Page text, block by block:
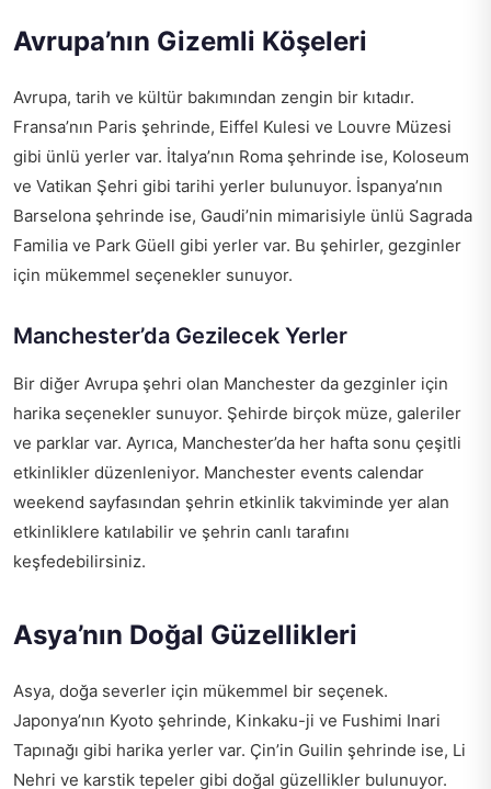
Avrupa’nın Gizemli Köşeleri
Avrupa, tarih ve kültür bakımından zengin bir kıtadır.
Fransa’nın Paris şehrinde, Eiffel Kulesi ve Louvre Müzesi
gibi ünlü yerler var. İtalya’nın Roma şehrinde ise, Koloseum
ve Vatikan Şehri gibi tarihi yerler bulunuyor. İspanya’nın
Barselona şehrinde ise, Gaudi’nin mimarisiyle ünlü Sagrada
Familia ve Park Güell gibi yerler var. Bu şehirler, gezginler
için mükemmel seçenekler sunuyor.
Manchester’da Gezilecek Yerler
Bir diğer Avrupa şehri olan Manchester da gezginler için
harika seçenekler sunuyor. Şehirde birçok müze, galeriler
ve parklar var. Ayrıca, Manchester’da her hafta sonu çeşitli
etkinlikler düzenleniyor. Manchester events calendar
weekend sayfasından şehrin etkinlik takviminde yer alan
etkinliklere katılabilir ve şehrin canlı tarafını
keşfedebilirsiniz.
Asya’nın Doğal Güzellikleri
Asya, doğa severler için mükemmel bir seçenek.
Japonya’nın Kyoto şehrinde, Kinkaku-ji ve Fushimi Inari
Tapınağı gibi harika yerler var. Çin’in Guilin şehrinde ise, Li
Nehri ve karstik tepeler gibi doğal güzellikler bulunuyor.